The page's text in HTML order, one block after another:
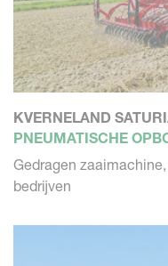
KVERNELAND
PNEUMATISCHE
Gedragen
bedrijven